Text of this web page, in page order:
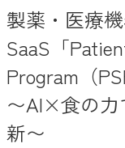
製薬・医療
SaaS「
Program（
〜AI×食の力
新〜